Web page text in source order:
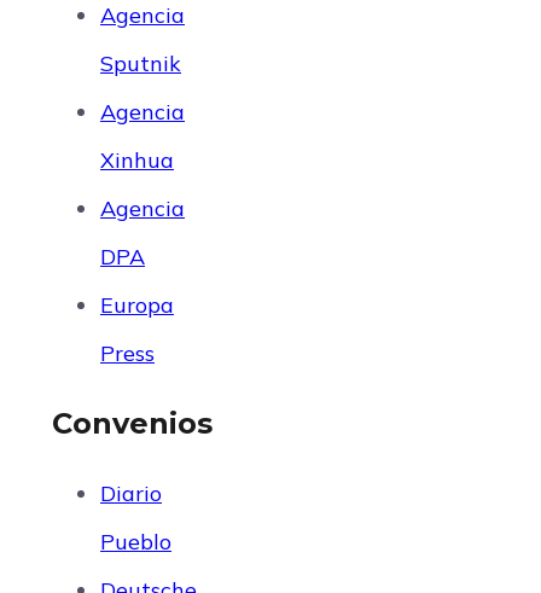
Agencia
Sputnik
Agencia
Xinhua
Agencia
DPA
Europa
Press
Convenios
Diario
Pueblo